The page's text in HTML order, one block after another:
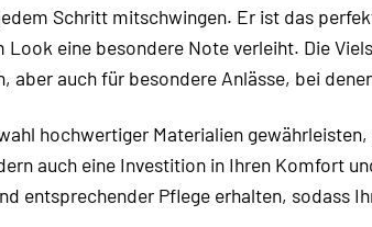
Schritt mitschwingen. Er ist das
Look eine besondere Note verleiht. Die
aber auch für besondere Anlässe, bei
hochwertiger Materialien
auch eine Investition in Ihren Komfort
entsprechender Pflege erhalten, sodass